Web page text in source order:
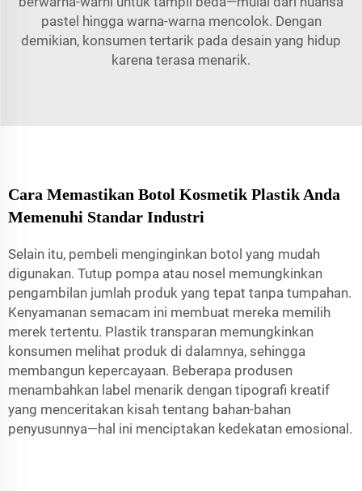
pastel hingga warna-warna mencolok. Dengan
demikian, konsumen tertarik pada desain yang hidup
karena terasa menarik.
Cara Memastikan Botol Kosmetik Plastik Anda
Memenuhi Standar Industri
Selain itu, pembeli menginginkan botol yang mudah
digunakan. Tutup pompa atau nosel memungkinkan
pengambilan jumlah produk yang tepat tanpa tumpahan.
Kenyamanan semacam ini membuat mereka memilih
merek tertentu. Plastik transparan memungkinkan
konsumen melihat produk di dalamnya, sehingga
membangun kepercayaan. Beberapa produsen
menambahkan label menarik dengan tipografi kreatif
yang menceritakan kisah tentang bahan-bahan
penyusunnya—hal ini menciptakan kedekatan emosional.